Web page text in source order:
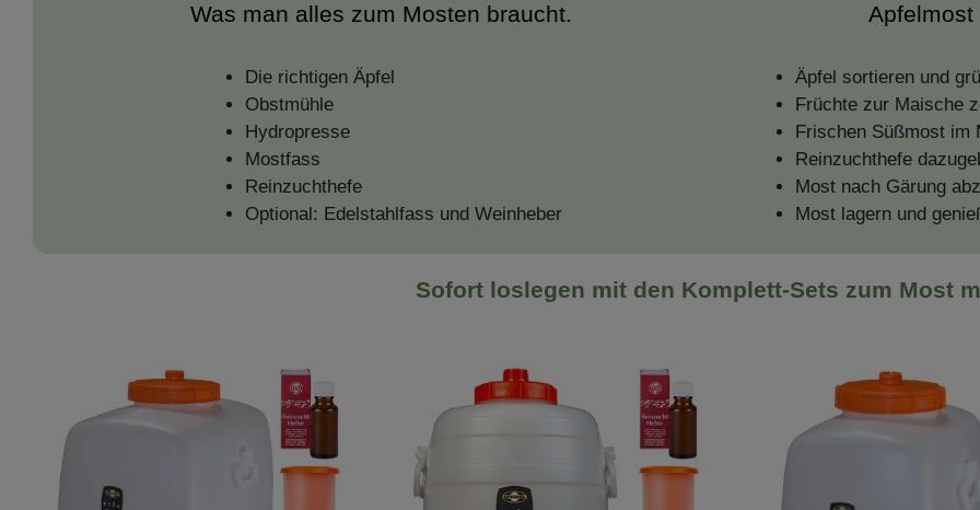
Was man alles zum Mosten braucht.
Die richtigen Äpfel
Obstmühle
Hydropresse
Mostfass
Reinzuchthefe
Optional: Edelstahlfass und Weinheber
Apfelmost
Äpfel sortieren und
Früchte zur Maische
Frischen Süßmost im
Reinzuchthefe
Most nach Gärung
Most lagern und
Sofort loslegen mit den Komplett-Sets zum Most